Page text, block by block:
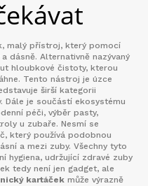
, malý přístroj, který pomocí
dásně. Alternativně nazývaný
hloubkové čistoty, kterou
. Tento nástroj je úzce
širší kategorii
Dále je součástí ekosystému
péči, výběr pasty,
u zubaře. Nesmí se
, který používá podobnou
a mezi zuby. Všechny tyto
hygiena, udržující zdravé zuby
tedy není jen gadget, ale
kartáček může výrazně